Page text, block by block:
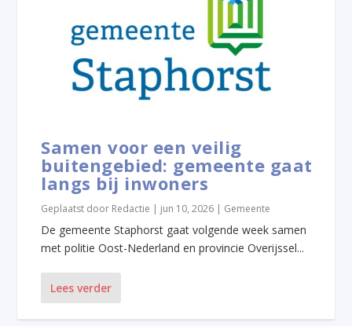
Samen voor een veilig
buitengebied: gemeente gaat
langs bij inwoners
Geplaatst door Redactie | jun 10, 2026 | Gemeente
De gemeente Staphorst gaat volgende week samen
met politie Oost-Nederland en provincie Overijssel...
Lees verder